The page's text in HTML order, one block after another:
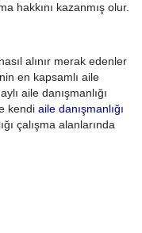
hakkını kazanmış olur.
alınır merak edenler
en kapsamlı aile
aile danışmanlığı
kendi aile danışmanlığı
çalışma alanlarında